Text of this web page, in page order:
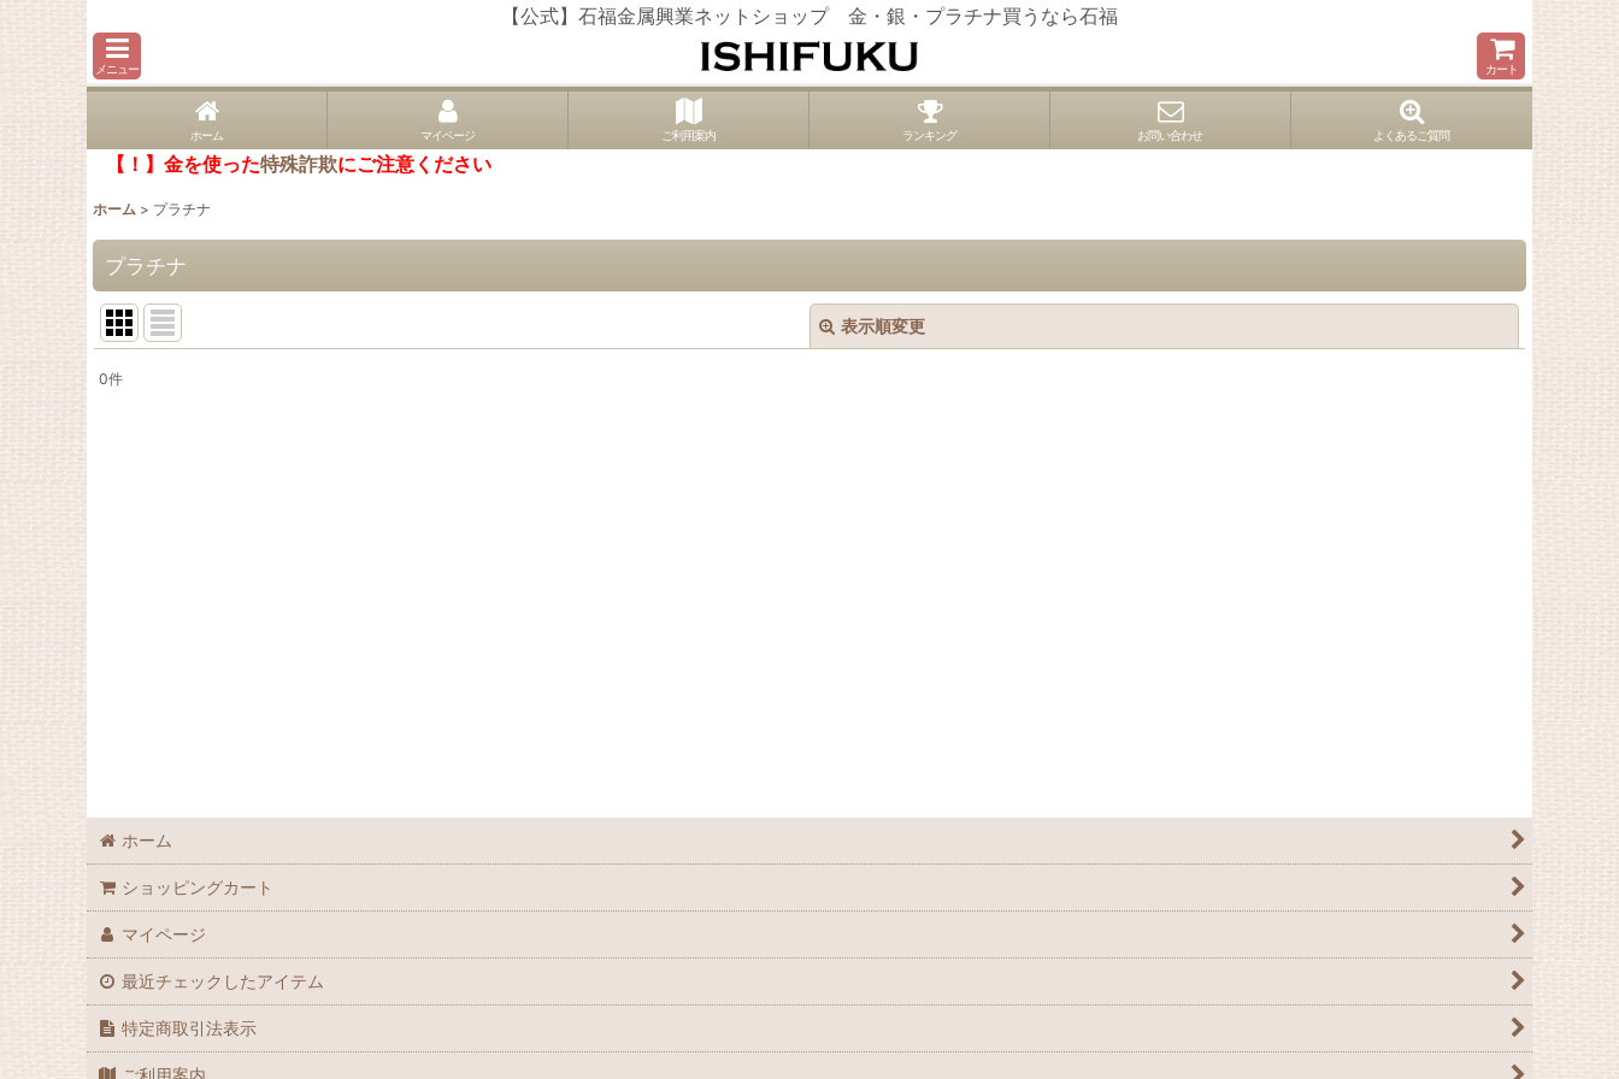
【公式】石福金属興業ネットショップ 金・銀・プラチナ買うなら石福
メニュー カート
ホーム マイページ ご利用案内 ランキング お問い合わせ よくあるご質問
【！】金を使った特殊詐欺にご注意ください
ホーム > プラチナ
プラチナ
表示順変更
0件
ホーム
ショッピングカート
マイページ
最近チェックしたアイテム
特定商取引法表示
ご利用案内